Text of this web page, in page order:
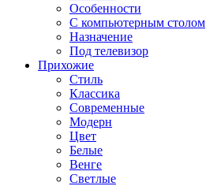
Особенности
С компьютерным столом
Назначение
Под телевизор
Прихожие
Стиль
Классика
Современные
Модерн
Цвет
Белые
Венге
Светлые